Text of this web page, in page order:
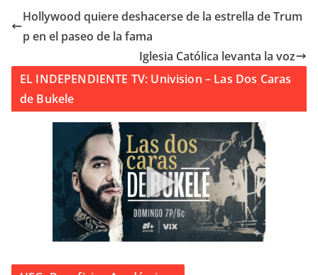
Hollywood quiere deshacerse de la estrella de Trum
p en el paseo de la fama
Iglesia Católica levanta la voz
EL INDEPENDIENTE TV: Univision – Las Dos Caras
de Bukele